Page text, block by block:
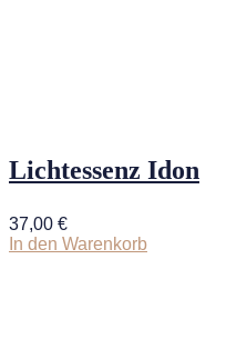
Lichtessenz Idon
37,00 €
In den Warenkorb